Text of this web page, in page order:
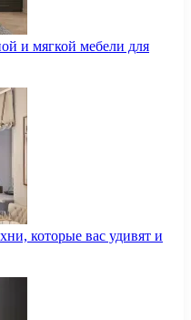
и мягкой мебели для
которые вас удивят и